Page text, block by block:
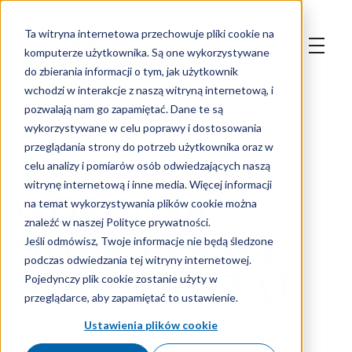
Ta witryna internetowa przechowuje pliki cookie na
komputerze użytkownika. Są one wykorzystywane
do zbierania informacji o tym, jak użytkownik
wchodzi w interakcje z naszą witryną internetową, i
pozwalają nam go zapamiętać. Dane te są
wykorzystywane w celu poprawy i dostosowania
przeglądania strony do potrzeb użytkownika oraz w
celu analizy i pomiarów osób odwiedzających naszą
witrynę internetową i inne media. Więcej informacji
na temat wykorzystywania plików cookie można
znaleźć w naszej Polityce prywatności.
Jeśli odmówisz, Twoje informacje nie będą śledzone
podczas odwiedzania tej witryny internetowej.
Pojedynczy plik cookie zostanie użyty w
przeglądarce, aby zapamiętać to ustawienie.
Ustawienia plików cookie
WORKI NA
MOKRĄ PASZĘ
DLA ZWIERZĄT